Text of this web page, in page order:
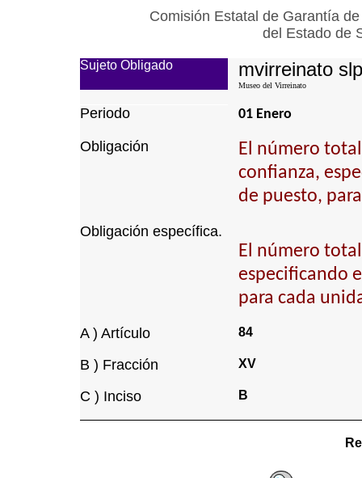
Comisión Estatal de Garantía
del Estado de
Sujeto Obligado mvirreinato slp
Museo del Virreinato
Periodo 01 Enero
Obligación
El número
confianza,
de puesto,
Obligación específica.
El número
especificando
para cada
A ) Artículo 84
B ) Fracción XV
C ) Inciso B